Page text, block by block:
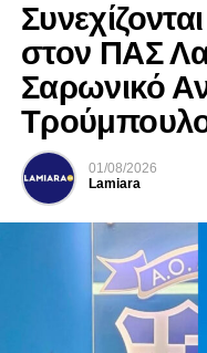
στον ΠΑΣ
Σαρωνικό
01/08/2026
Lamiara